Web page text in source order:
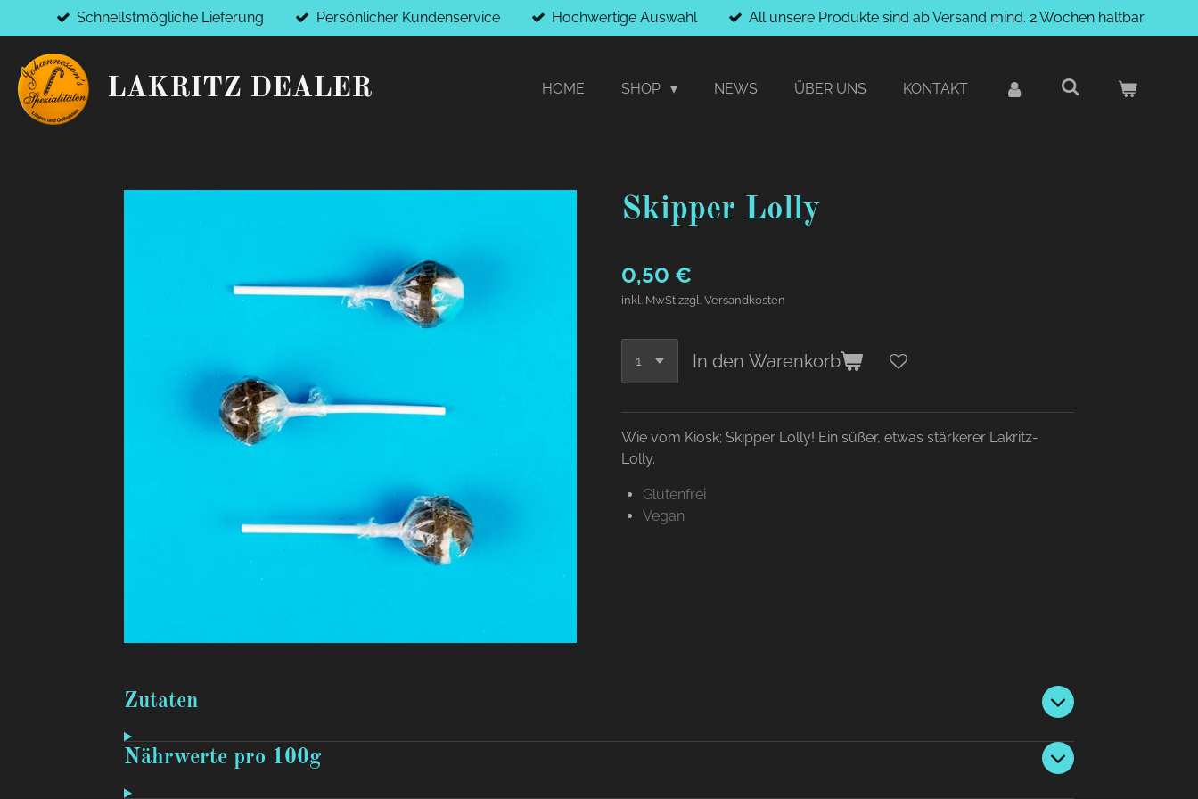
Hauptinhalt
springen
Schnellstmögliche Lieferung Persönlicher Kundenservice Hochwertige Auswahl All unsere Produkte sind ab Versand mind. 2 Wochen haltbar
LAKRITZ DEALER HOME SHOP NEWS ÜBER UNS KONTAKT
Skipper Lolly
0,50 €
inkl. MwSt zzgl. Versandkosten
In den Warenkorb
Wie vom Kiosk; Skipper Lolly! Ein süßer, etwas stärkerer Lakritz-
Lolly.
Glutenfrei
Vegan
Zutaten
Nährwerte pro 100g